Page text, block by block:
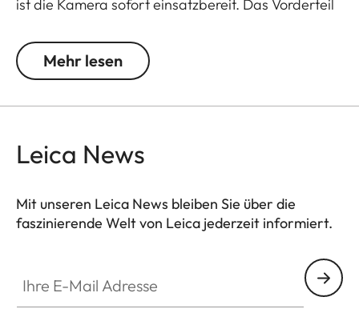
ist die Kamera sofort einsatzbereit. Das Vorderteil
entfernen und ist so auch als Protektor
verwendbar. Die Bedienelemente an der
Mehr lesen
Leica News
Mit unseren Leica News bleiben Sie über die
faszinierende Welt von Leica jederzeit informiert.